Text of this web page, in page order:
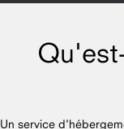
Un service